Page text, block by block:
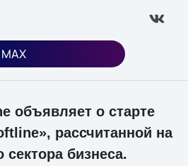
объявляет о старте
рассчитанной на
сектора бизнеса.